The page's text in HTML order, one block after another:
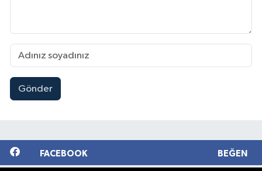
Gönder
FACEBOOK BEĞEN